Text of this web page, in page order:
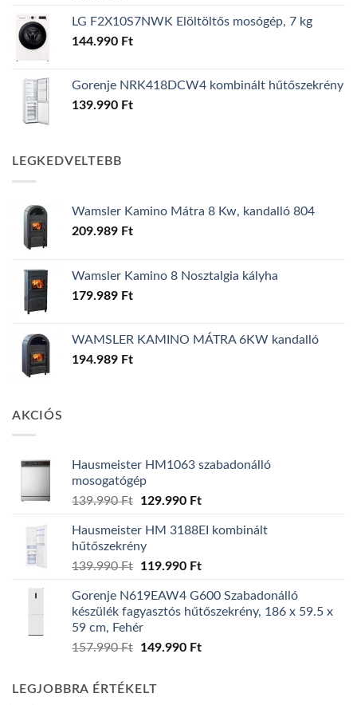
LG F2X10S7NWK Elöltöltős mosógép, 7 kg
144.990 Ft
Gorenje NRK418DCW4 kombinált hűtőszekrény
139.990 Ft
LEGKEDVELTEBB
Wamsler Kamino Mátra 8 Kw, kandalló 804
209.989 Ft
Wamsler Kamino 8 Nosztalgia kályha
179.989 Ft
WAMSLER KAMINO MÁTRA 6KW kandalló
194.989 Ft
AKCIÓS
Hausmeister HM1063 szabadonálló
mosogatógép
139.990Ft
Original
was:
139.990 Ft.
129.990 FtCurrent
is:
Hausmeister HM 3188EI kombinált
hűtőszekrény
139.990Ft
Original
was:
139.990 Ft.
119.990 FtCurrent
is:
119.990 Ft.
Gorenje N619EAW4 G600 Szabadonálló
készülék fagyasztós hűtőszekrény, 186 x 59.5 x
59 cm, Fehér
157.990Ft
Original
157.990 Ft.
149.990 FtCurrent
LEGJOBBRA ÉRTÉKELT